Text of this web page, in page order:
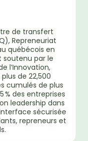
de transfert
Repreneuriat
québécois en
soutenu par le
l’Innovation,
de 22,500
cumulés de plus
% des entreprises
leadership dans
sécurisée
repreneurs et